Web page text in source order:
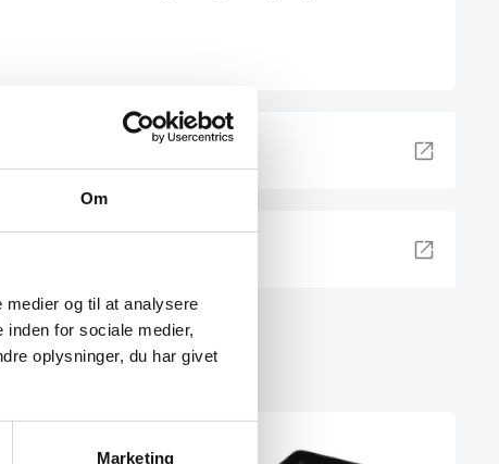
Om
og til at analysere
for sociale medier,
oplysninger, du har givet
Marketing